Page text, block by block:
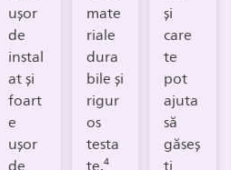
ușor
de
instal
at și
foart
e
ușor
mate
riale
dura
bile și
rigur
os
testa
și
care
te
pot
ajuta
să
găseș